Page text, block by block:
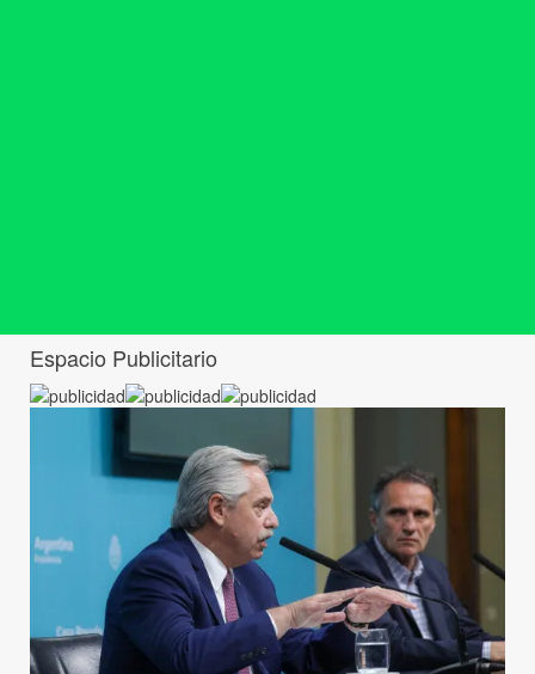
Espacio Publicitario